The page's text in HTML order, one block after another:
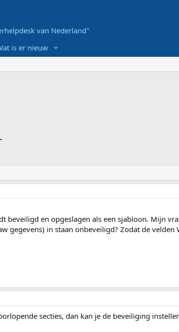
van Nederland"
is er nieuw
beveiligd en opgeslagen als een sjabloon. Mijn
gegevens) in staan onbeveiligd? Zodat de velden
secties, dan kan je de beveiliging